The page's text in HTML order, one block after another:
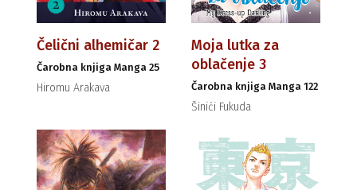
Čelični alhemičar 2
Čarobna knjiga Manga 25
Hiromu Arakava
Moja lutka za
oblačenje 3
Čarobna knjiga Manga 122
Šinići Fukuda